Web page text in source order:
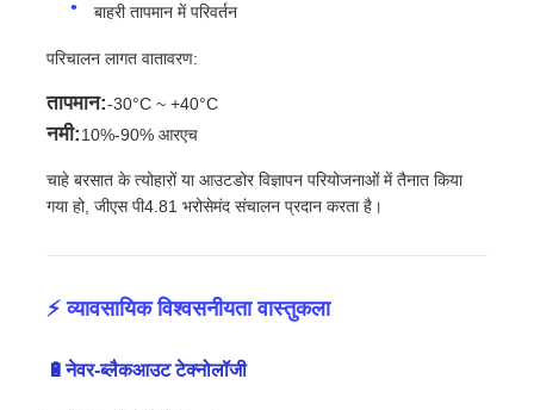
बाहरी तापमान में परिवर्तन
परिचालन लागत वातावरण:
तापमान:-30°C ~ +40°C
नमी:10%-90% आरएच
चाहे बरसात के त्योहारों या आउटडोर विज्ञापन परियोजनाओं में तैनात किया
गया हो, जीएस पी4.81 भरोसेमंद संचालन प्रदान करता है।
⚡ व्यावसायिक विश्वसनीयता वास्तुकला
🔋नेवर-ब्लैकआउट टेक्नोलॉजी